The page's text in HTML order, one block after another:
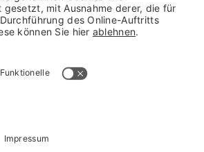
seit 2010
der Verbundgruppe beauty alliance